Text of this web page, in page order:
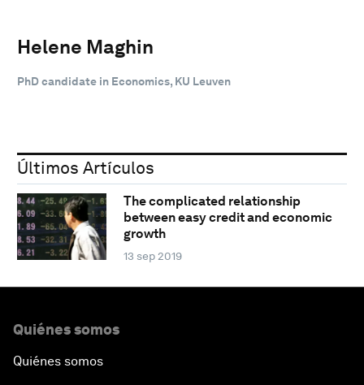
Helene Maghin
PhD candidate in Economics, KU Leuven
Últimos Artículos
The complicated relationship
between easy credit and economic
growth
13 sep 2019
Quiénes somos
Quiénes somos